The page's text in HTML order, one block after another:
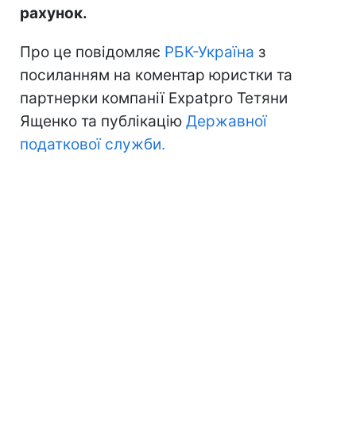
рахунок.
Про це повідомляє РБК-Україна з
посиланням на коментар юристки та
партнерки компанії Expatpro Тетяни
Ященко та публікацію Державної
податкової служби.